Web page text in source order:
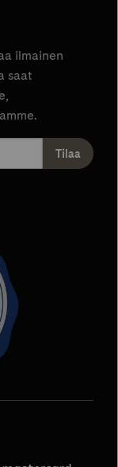
ilmainen
saat